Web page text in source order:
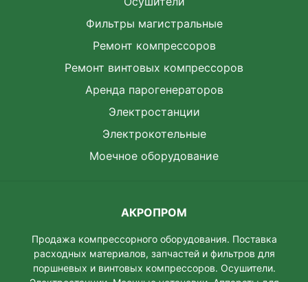
Фильтры магистральные
Ремонт компрессоров
Ремонт винтовых компрессоров
Аренда парогенераторов
Электростанции
Электрокотельные
Моечное оборудование
АКРОПРОМ
Продажа компрессорного оборудования. Поставка
расходных материалов, запчастей и фильтров для
поршневых и винтовых компрессоров. Осушители.